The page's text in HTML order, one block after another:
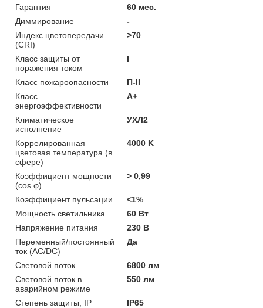
Гарантия
60 мес.
Диммирование
-
Индекс цветопередачи
(CRI)
>70
Класс защиты от
поражения током
I
Класс пожароопасности
П-ІІ
Класс
энергоэффективности
A+
Климатическое
исполнение
УХЛ2
Коррелированная
цветовая температура (в
сфере)
4000 K
Коэффициент мощности
(cos φ)
> 0,99
Коэффициент пульсации
<1%
Мощность светильника
60 Вт
Напряжение питания
230 В
Переменный/постоянный
ток (AC/DC)
Да
Световой поток
6800 лм
Световой поток в
аварийном режиме
550 лм
Степень защиты, IP
IP65